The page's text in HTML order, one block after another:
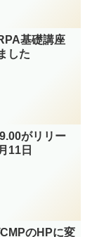
基礎講座
した
がリリー
11日
のHPに変